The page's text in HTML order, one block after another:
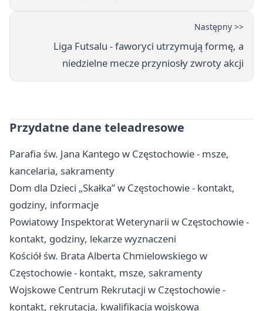
Następny >>
Liga Futsalu - faworyci utrzymują formę, a
niedzielne mecze przyniosły zwroty akcji
Przydatne dane teleadresowe
Parafia św. Jana Kantego w Częstochowie - msze,
kancelaria, sakramenty
Dom dla Dzieci „Skałka” w Częstochowie - kontakt,
godziny, informacje
Powiatowy Inspektorat Weterynarii w Częstochowie -
kontakt, godziny, lekarze wyznaczeni
Kościół św. Brata Alberta Chmielowskiego w
Częstochowie - kontakt, msze, sakramenty
Wojskowe Centrum Rekrutacji w Częstochowie -
kontakt, rekrutacja, kwalifikacja wojskowa